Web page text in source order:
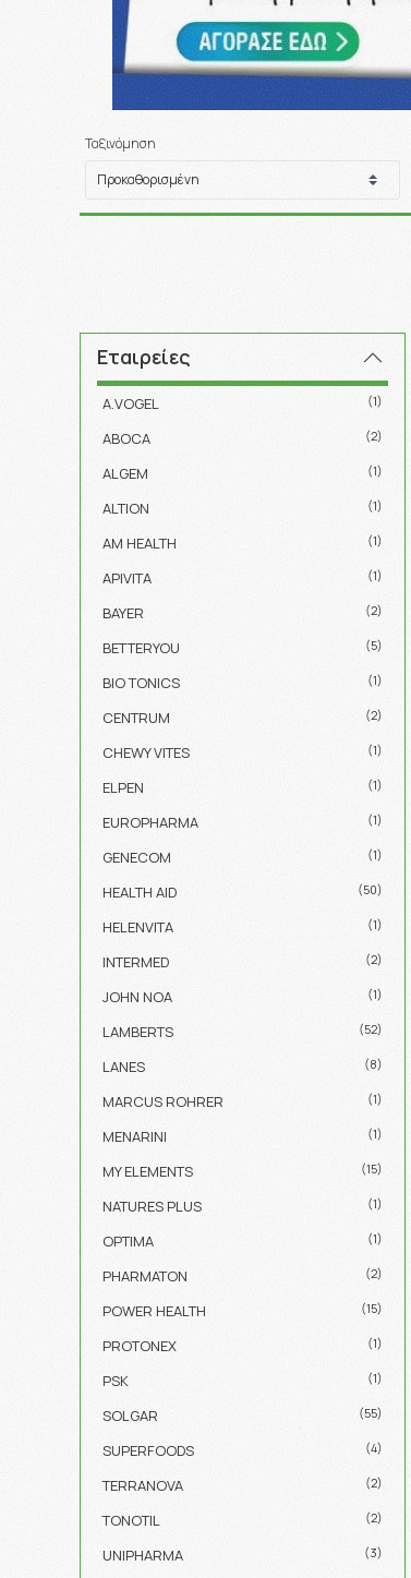
Ταξινόμηση
Εταιρείες
A.VOGEL (1)
ABOCA (2)
ALGEM (1)
ALTION (1)
AM HEALTH (1)
APIVITA (1)
BAYER (2)
BETTERYOU (5)
BIO TONICS (1)
CENTRUM (2)
CHEWY VITES (1)
ELPEN (1)
EUROPHARMA (1)
GENECOM (1)
HEALTH AID (50)
HELENVITA (1)
INTERMED (2)
JOHN NOA (1)
LAMBERTS (52)
LANES (8)
MARCUS ROHRER (1)
MENARINI (1)
MY ELEMENTS (15)
NATURES PLUS (1)
OPTIMA (1)
PHARMATON (2)
POWER HEALTH (15)
PROTONEX (1)
PSK (1)
SOLGAR (55)
SUPERFOODS (4)
TERRANOVA (2)
TONOTIL (2)
UNIPHARMA (3)